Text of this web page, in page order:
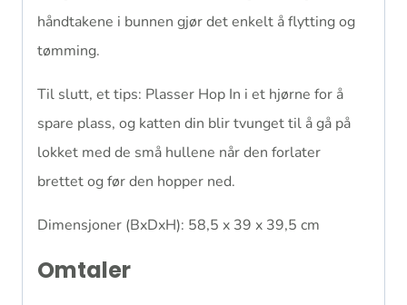
håndtakene i bunnen gjør det enkelt å flytting og
tømming.
Til slutt, et tips: Plasser Hop In i et hjørne for å
spare plass, og katten din blir tvunget til å gå på
lokket med de små hullene når den forlater
brettet og før den hopper ned.
Dimensjoner (BxDxH): 58,5 x 39 x 39,5 cm
Omtaler